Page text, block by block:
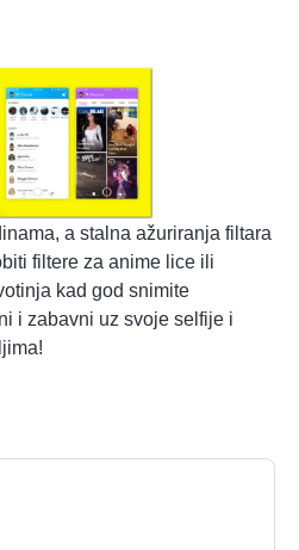
a stalna ažuriranja filtara
filtere za anime lice ili
kad god snimite
i zabavni uz svoje selfije i